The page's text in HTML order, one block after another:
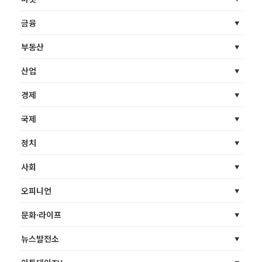
금융
부동산
산업
경제
국제
정치
사회
오피니언
문화·라이프
뉴스발전소